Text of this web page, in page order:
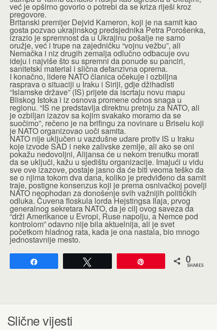
već je opširno govorio o potrebi da se kriza riješi kroz
pregovore.
Britanski premijer Dejvid Kameron, koji je na samit kao
gosta pozvao ukrajinskog predsjednika Petra Porošenka,
izrazio je spremnost da u Ukrajinu pošalje ne samo
oružje, već i trupe na zajedničku “vojnu vežbu”, ali
Nemačka i niz drugih zemalja odlučno odbacuje ovu
ideju i najviše što su spremni da ponude su panciri,
sanitetski material i slična defanzivna oprema.
I konačno, lidere NATO članica očekuje i ozbiljna
rasprava o situaciji u Iraku i Siriji, gdje džihadisti
“Islamske države” (IS) prijete da iscrtaju novu mapu
Bliskog Istoka i iz osnova promene odnos snaga u
regionu. “IS ne predstavlja direktnu pretnju za NATO, ali
je ozbiljan izazov sa kojim svakako moramo da se
suočimo”, rečeno je na brifingu za novinare u Briselu koji
je NATO organizovao uoči samita.
NATO nije uključen u vazdušne udare protiv IS u Iraku
koje izvode SAD i neke zalivske zemlje, ali ako se oni
pokažu nedovoljni, Alijansa će u nekom trenutku morati
da se uključi, kažu u sjedištu organizacije. Imajući u vidu
sve ove izazove, postaje jasno da će biti veoma teško da
se o njima tokom dva dana, koliko je predviđeno da samit
traje, postigne konsenzus koji je prema osnivačkoj povelji
NATO neophodan za donošenje svih važnijih političkih
odluka. Čuvena floskula lorda Hejstingsa Ilaja, prvog
generalnog sekretara NATO, da je cilj ovog saveza da
“drži Amerikance u Evropi, Ruse napolju, a Nemce pod
kontrolom” odavno nije bila aktuelnija, ali je svet
početkom hladnog rata, kada je ona nastala, bio mnogo
jednostavnije mesto.
0
SHARES
Slične vijesti